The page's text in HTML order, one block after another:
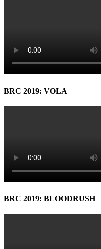
BRC 2019: VOLA
BRC 2019: BLOODRUSH